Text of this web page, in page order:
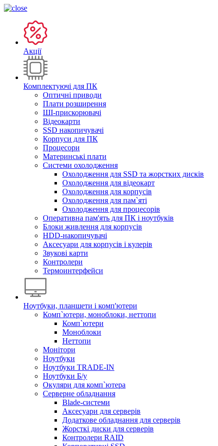
Акції
Комплектуючі для ПК
Оптичні приводи
Плати розширення
ШІ-прискорювачі
Відеокарти
SSD накопичувачі
Корпуси для ПК
Процесори
Материнські плати
Системи охолодження
Охолодження для SSD та жорстких дисків
Охолодження для відеокарт
Охолодження для корпусів
Охолодження для пам`яті
Охолодження для процесорів
Оперативна пам'ять для ПК і ноутбуків
Блоки живлення для корпусів
HDD-накопичувачі
Аксесуари для корпусів і кулерів
Звукові карти
Контролери
Термоинтерфейси
Ноутбуки, планшети і комп'ютери
Комп`ютери, моноблоки, неттопи
Комп`ютери
Моноблоки
Неттопи
Монітори
Ноутбуки
Ноутбуки TRADE-IN
Ноутбуки Б/у
Окуляри для комп`ютера
Серверне обладнання
Blade-системи
Аксесуари для серверів
Додаткове обладнання для серверів
Жорсткі диски для серверів
Контролери RAID